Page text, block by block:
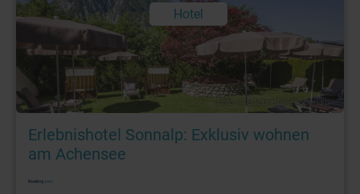
Hotel
Foto: © Erlebnishotel Sonnalp
Erlebnishotel Sonnalp: Exklusiv wohnen
am Achensee